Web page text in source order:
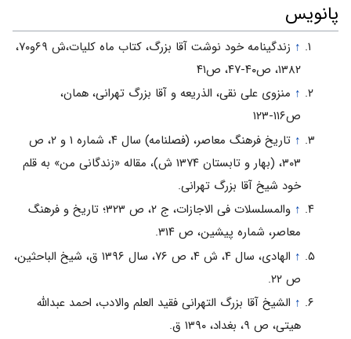
پانویس
↑
زندگینامه خود نوشت آقا بزرگ، کتاب ماه کلیات،ش ۶۹و۷۰،
۱۳۸۲، ص۴۰-۴۷، ص۴۱
↑ منزوی علی نقی، الذریعه و آقا بزرگ تهرانی، همان،
ص۱۱۶-۱۲۳
↑
تاریخ فرهنگ معاصر، (فصلنامه) سال ۴، شماره ۱ و ۲، ص
۳۰۳، (بهار و تابستان ۱۳۷۴ ش)، مقاله «زندگانی من» به قلم
خود شیخ آقا بزرگ تهرانی.
↑
والمسلسلات فی الاجازات، ج ۲، ص ۳۲۳؛ تاریخ و فرهنگ
معاصر، شماره پیشین، ص ۳۱۴.
↑
الهادی، سال ۴، ش ۴، ص ۷۶، سال ۱۳۹۶ ق، شیخ الباحثین،
ص ۲۲.
↑ الشیخ آقا بزرگ التهرانی فقید العلم والادب، احمد عبدالله
هیتی، ص ۹، بغداد، ۱۳۹۰ ق.